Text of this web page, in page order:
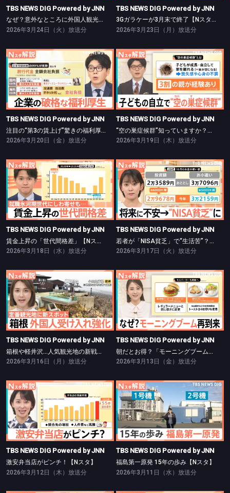
TBS NEWS DIG Powered by JNN
なぜ？意外なところに外国人観光客【Nスタ】
2026年3月24日（火）放送分
TBS NEWS DIG Powered by JNN
3Gガラケーが3月末で終了【Nスタ】
2026年3月23日（月）放送分
TBS NEWS DIG Powered by JNN
注目の“第3の賃上げ”驚きの福利厚生【Nスタ】
TBS NEWS DIG Powered by JNN
注目の“第3の賃上げ”驚きの福利厚生【Nスタ】
2026年3月20日（金）放送分
TBS NEWS DIG Powered by JNN
“空の巣症候群”知っていますか？【Nスタ】
TBS NEWS DIG Powered by JNN
“空の巣症候群”知っていますか？【Nスタ】
2026年3月19日（木）放送分
TBS NEWS DIG Powered by JNN
賃金上昇の「世代間格差」【Nスタ】
TBS NEWS DIG Powered by JNN
賃金上昇の「世代間格差」【Nスタ】
2026年3月18日（水）放送分
TBS NEWS DIG Powered by JNN
若者が「NISA貧乏」で“生活苦”？【Nスタ】
TBS NEWS DIG Powered by JNN
若者が「NISA貧乏」で“生活苦”？【Nスタ】
2026年3月17日（火）放送分
TBS NEWS DIG Powered by JNN
箱根や軽井沢…人気観光地の新戦略【Nスタ】
TBS NEWS DIG Powered by JNN
箱根や軽井沢…人気観光地の新戦略【Nスタ】
2026年3月16日（月）放送分
TBS NEWS DIG Powered by JNN
朝だとお得？「モーニングブーム」再到来【Nスタ】
TBS NEWS DIG Powered by JNN
朝だとお得？「モーニングブーム」再到来【Nスタ】
2026年3月13日（金）放送分
TBS NEWS DIG Powered by JNN
激安弁当店がピンチ！【Nスタ】
TBS NEWS DIG Powered by JNN
激安弁当店がピンチ！【Nスタ】
2026年3月12日（木）放送分
TBS NEWS DIG Powered by JNN
福島第一原発 15年の歩み【Nスタ】
TBS NEWS DIG Powered by JNN
福島第一原発 15年の歩み【Nスタ】
2026年3月11日（水）放送分